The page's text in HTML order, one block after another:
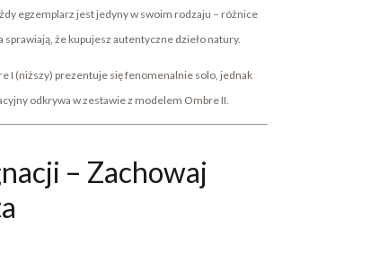
egzemplarz jest jedyny w swoim rodzaju – różnice
sprawiają, że kupujesz autentyczne dzieło natury.
I (niższy) prezentuje się fenomenalnie solo, jednak
odkrywa w zestawie z modelem Ombre II.
– Zachowaj